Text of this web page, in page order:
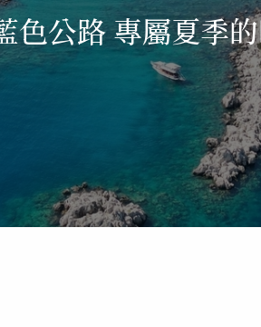
郵輪、河輪系列
極地郵輪
不丹
中國
海島
峇里島．
馬爾地夫
色公路 專屬夏季